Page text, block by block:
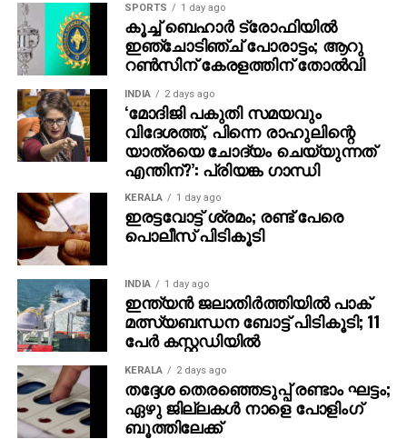
SPORTS 1 day ago
കൂച്ച് ബെഹാര്‍ ട്രോഫിയില്‍
ഇഞ്ചോടിഞ്ച് പോരാട്ടം; ആറു
റണ്‍സിന് കേരളത്തിന് തോല്‍വി
INDIA 2 days ago
‘മോദിജി പകുതി സമയവും
വിദേശത്ത്, പിന്നെ രാഹുലിന്റെ
യാത്രയെ ചോദ്യം ചെയ്യുന്നത്
എന്തിന്?’: പ്രിയങ്ക ഗാന്ധി
KERALA 1 day ago
ഇരട്ടവോട്ട് ശ്രമം; രണ്ട് പേരെ
പൊലീസ് പിടികൂടി
INDIA 1 day ago
ഇന്ത്യന്‍ ജലാതിര്‍ത്തിയില്‍ പാക്
മത്സ്യബന്ധന ബോട്ട് പിടികൂടി; 11
പേര്‍ കസ്റ്റഡിയില്‍
KERALA 2 days ago
തദ്ദേശ തെരഞ്ഞെടുപ്പ് രണ്ടാം ഘട്ടം;
ഏഴു ജില്ലകള്‍ നാളെ പോളിംഗ്
ബൂത്തിലേക്ക്